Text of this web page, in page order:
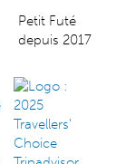
Petit Futé
depuis 2017